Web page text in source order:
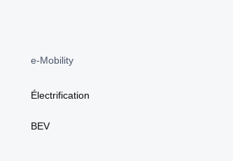
e-Mobility
Électrification
BEV